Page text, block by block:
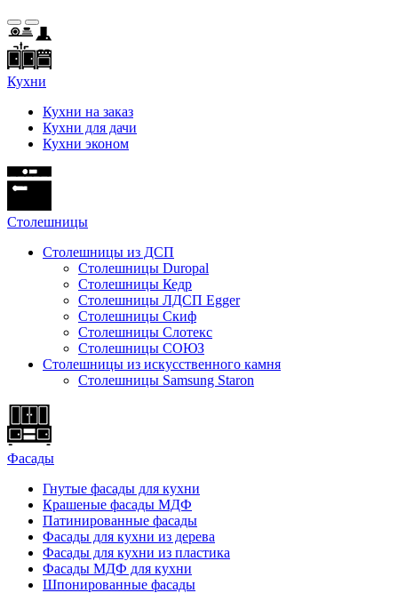
Кухни
Кухни на заказ
Кухни для дачи
Кухни эконом
Cтолешницы
Столешницы из ДСП
Столешницы Duropal
Столешницы Кедр
Столешницы ЛДСП Egger
Столешницы Скиф
Столешницы Слотекс
Столешницы СОЮЗ
Столешницы из искусственного камня
Столешницы Samsung Staron
Фасады
Гнутые фасады для кухни
Крашеные фасады МДФ
Патинированные фасады
Фасады для кухни из дерева
Фасады для кухни из пластика
Фасады МДФ для кухни
Шпонированные фасады